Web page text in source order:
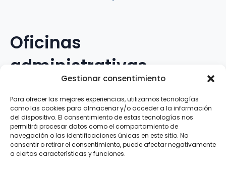
Gestionar consentimiento
Para ofrecer las mejores experiencias, utilizamos tecnologías
como las cookies para almacenar y/o acceder a la información
del dispositivo. El consentimiento de estas tecnologías nos
permitirá procesar datos como el comportamiento de
navegación o las identificaciones únicas en este sitio. No
consentir o retirar el consentimiento, puede afectar negativamente
a ciertas características y funciones.
Oficinas
administrativas
Avenida Galileo Galilei, 12
15.008 · A Coruña · España
Teléfono:881.069.303
WhatsApp:616.897.466